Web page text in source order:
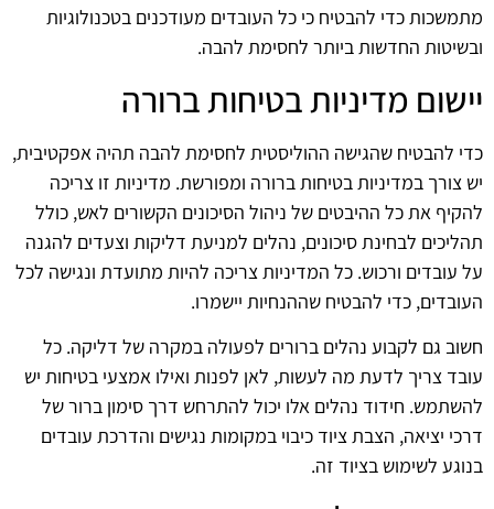
מתמשכות כדי להבטיח כי כל העובדים מעודכנים בטכנולוגיות
ובשיטות החדשות ביותר לחסימת להבה.
יישום מדיניות בטיחות ברורה
כדי להבטיח שהגישה ההוליסטית לחסימת להבה תהיה אפקטיבית,
יש צורך במדיניות בטיחות ברורה ומפורשת. מדיניות זו צריכה
להקיף את כל ההיבטים של ניהול הסיכונים הקשורים לאש, כולל
תהליכים לבחינת סיכונים, נהלים למניעת דליקות וצעדים להגנה
על עובדים ורכוש. כל המדיניות צריכה להיות מתועדת ונגישה לכל
העובדים, כדי להבטיח שההנחיות יישמרו.
חשוב גם לקבוע נהלים ברורים לפעולה במקרה של דליקה. כל
עובד צריך לדעת מה לעשות, לאן לפנות ואילו אמצעי בטיחות יש
להשתמש. חידוד נהלים אלו יכול להתרחש דרך סימון ברור של
דרכי יציאה, הצבת ציוד כיבוי במקומות נגישים והדרכת עובדים
בנוגע לשימוש בציוד זה.